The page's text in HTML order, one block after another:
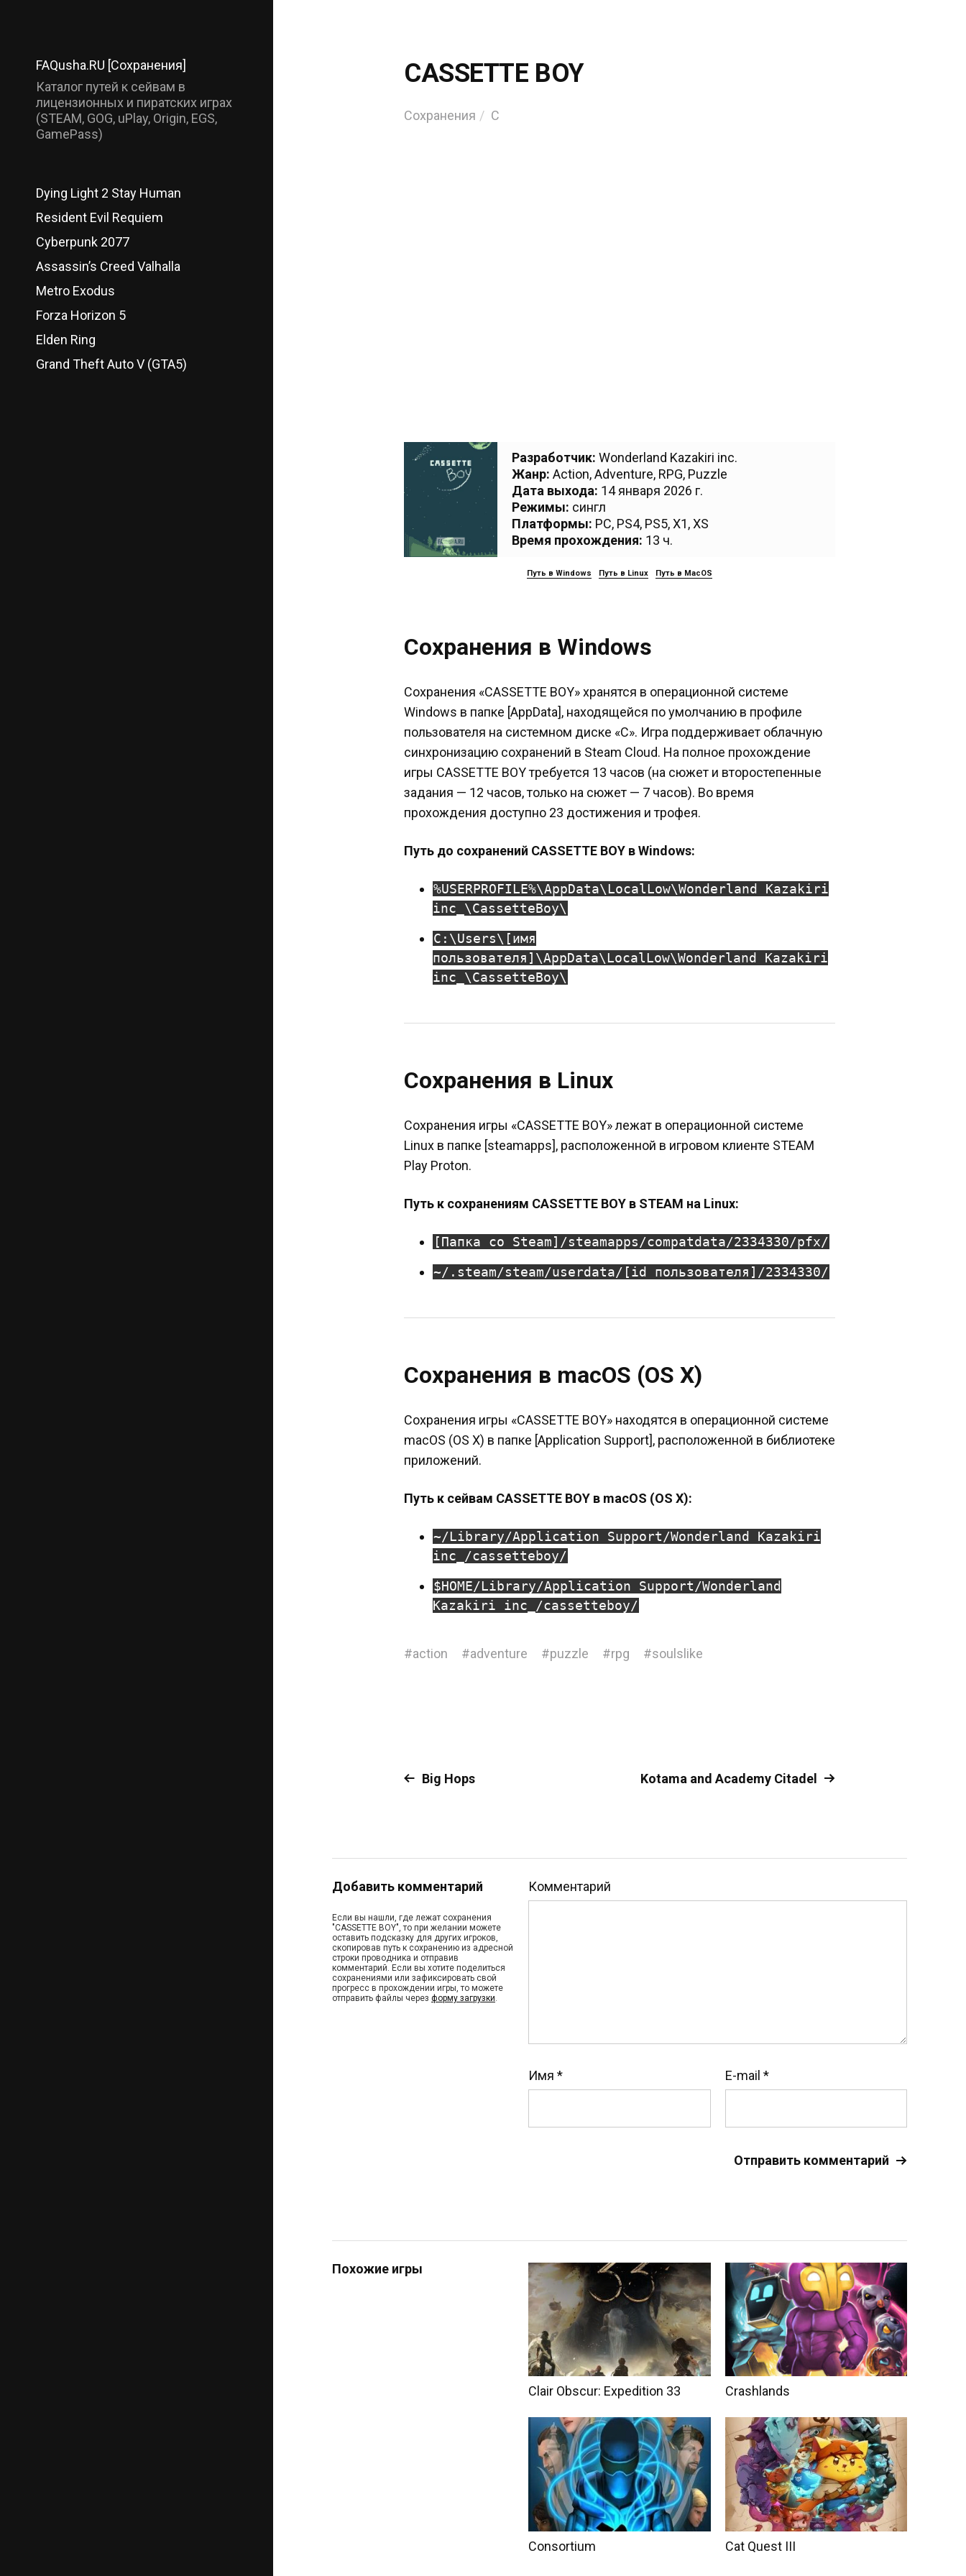
FAQusha.RU [Сохранения]
Каталог путей к сейвам в
лицензионных и пиратских играх
(STEAM, GOG, uPlay, Origin, EGS,
GamePass)
Dying Light 2 Stay Human
Resident Evil Requiem
Cyberpunk 2077
Assassin’s Creed Valhalla
Metro Exodus
Forza Horizon 5
Elden Ring
Grand Theft Auto V (GTA5)
CASSETTE BOY
Сохранения C
Разработчик: Wonderland Kazakiri inc.
Жанр: Action,Adventure, RPG, Puzzle
Дата выхода: 14 января 2026 г.
Режимы: сингл
Платформы: PC, PS4, PS5,X1,XS
Время прохождения: 13 ч.
Путь в Windows Путь в Linux Путь в MacOS
Сохранения в Windows
Сохранения «CASSETTE BOY» хранятся в операционной системе
Windows в папке [AppData], находящейся по умолчанию в профиле
пользователя на системном диске «C». Игра поддерживает облачную
синхронизацию сохранений в Steam Cloud. На полное прохождение
игры CASSETTE BOY требуется 13 часов (на сюжет и второстепенные
задания — 12 часов, только на сюжет — 7 часов). Во время
прохождения доступно 23 достижения и трофея.
Путь до сохранений CASSETTE BOY в Windows:
%USERPROFILE%\AppData\LocalLow\Wonderland Kazakiri
inc_\CassetteBoy\
C:\Users\[имя
пользователя]\AppData\LocalLow\Wonderland Kazakiri
inc_\CassetteBoy\
Сохранения в Linux
Сохранения игры «CASSETTE BOY» лежат в операционной системе
Linux в папке [steamapps], расположенной в игровом клиенте STEAM
Play Proton.
Путь к сохранениям CASSETTE BOY в STEAM на Linux:
[Папка со Steam]/steamapps/compatdata/2334330/pfx/
~/.steam/steam/userdata/[id пользователя]/2334330/
Сохранения в macOS (OS X)
Сохранения игры «CASSETTE BOY» находятся в операционной системе
macOS (OS X) в папке [Application Support], расположенной в библиотеке
приложений.
Путь к сейвам CASSETTE BOY в macOS (OS X):
~/Library/Application Support/Wonderland Kazakiri
inc_/cassetteboy/
$HOME/Library/Application Support/Wonderland
Kazakiri inc_/cassetteboy/
#action #adventure #puzzle #rpg #soulslike
Big Hops Kotama and Academy Citadel
Добавить комментарий
Если вы нашли, где лежат сохранения
"CASSETTE BOY", то при желании можете
оставить подсказку для других игроков,
скопировав путь к сохранению из адресной
строки проводника и отправив
комментарий. Если вы хотите поделиться
сохранениями или зафиксировать свой
прогресс в прохождении игры, то можете
отправить файлы через форму загрузки.
Комментарий
Имя * E-mail *
Похожие игры
Clair Obscur: Expedition 33 Crashlands
Consortium Cat Quest III